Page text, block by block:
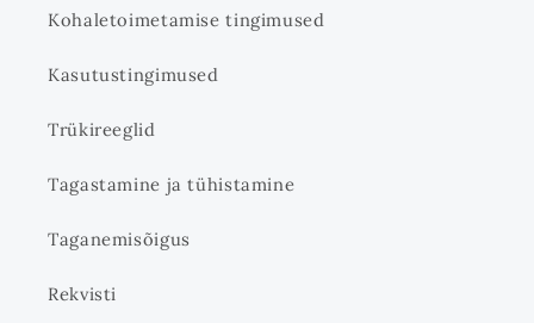
Kohaletoimetamise tingimused
Kasutustingimused
Trükireeglid
Tagastamine ja tühistamine
Taganemisõigus
Rekvisti